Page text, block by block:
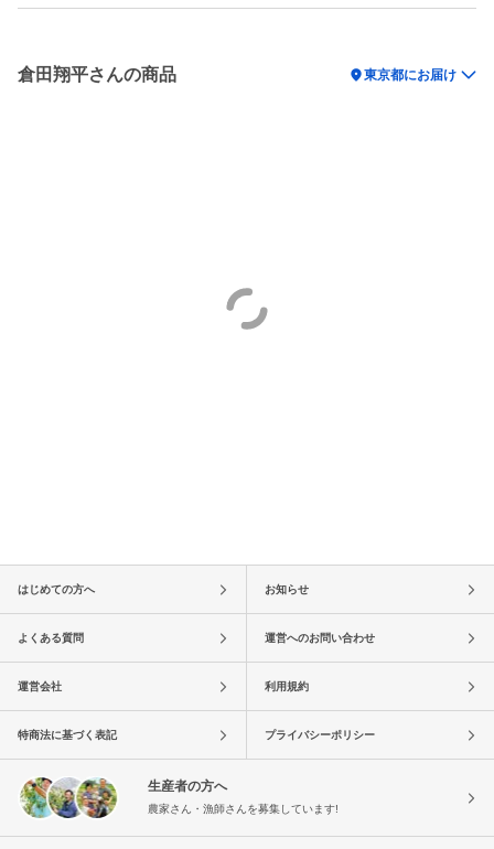
倉田翔平さんの商品 location_on東京都にお届け
はじめての方へ お知らせ
よくある質問 運営へのお問い合わせ
運営会社 利用規約
特商法に基づく表記 プライバシーポリシー
生産者の方へ
農家さん・漁師さんを募集しています!